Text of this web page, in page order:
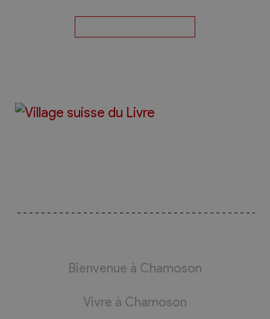
Bienvenue à Chamoson
Vivre à Chamoson